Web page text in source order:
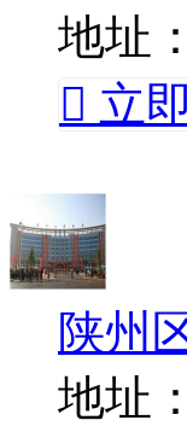
地址
 立
陕州
地址